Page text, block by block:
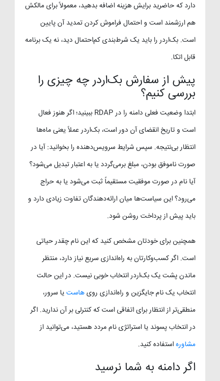
دارد که حاضرید برایش هزینه اضافه بدهید، معمولاً برای مالکش
هم ارزشمند است و احتمال فراموش کردن تمدید آن پایین
است. بک‌اردر را باید یک شرط‌بندی کم‌احتمال دید، نه یک برنامه
قابل اتکا.
پیش از سفارش بک‌اردر چه چیزی را
بررسی کنیم؟
ابتدا وضعیت فعلی دامنه را در RDAP ببینید؛ اگر هنوز فعال
است و تاریخ انقضای آن دور است، بک‌اردر عملاً یعنی ماه‌ها
انتظار بی‌نتیجه. سپس شرایط سرویس‌دهنده را بخوانید: آیا در
صورت ناموفق بودن، مبلغ برمی‌گردد یا به اعتبار تبدیل می‌شود؟
آیا نام در صورت موفقیت مستقیماً ثبت می‌شود یا به حراج
می‌رود؟ این سیاست‌ها میان ارائه‌دهندگان تفاوت زیادی دارد و
باید پیش از پرداخت روشن شود.
همچنین برای خودتان مشخص کنید که این نام چقدر حیاتی
است. اگر کسب‌وکارتان به راه‌اندازی سریع نیاز دارد، منتظر
ماندن پشت یک بک‌اردر انتخاب خوبی نیست. در این حالت
انتخاب یک نام جایگزین و راه‌اندازی رویهاستیا سرور،
منطقی‌تر از انتظار برای اتفاقی است که کنترلی بر آن ندارید. اگر
در انتخاب پسوند یا استراتژی نام مردد هستید، می‌توانید از
مشاورهاستفاده کنید.
اگر دامنه به شما نرسید